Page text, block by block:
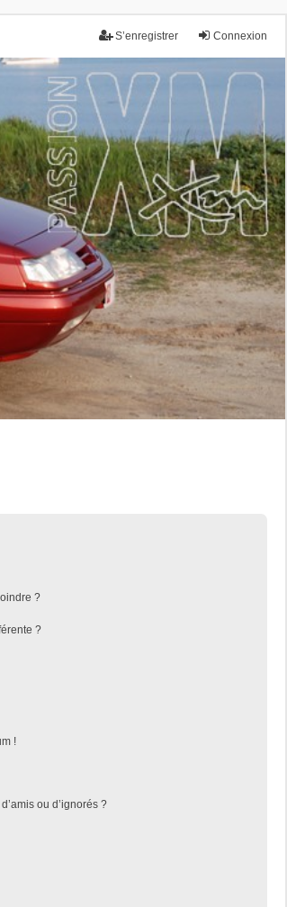
Connexion
S’enregistrer
?
?
!
ou d’ignorés ?